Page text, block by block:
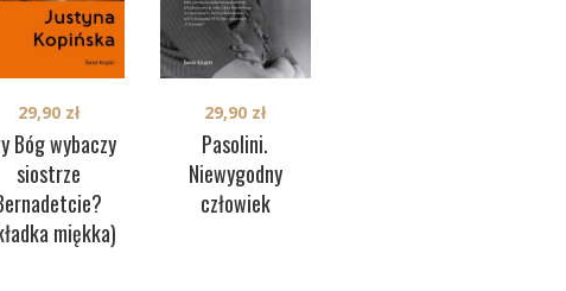
Bóg wybaczy
siostrze
miękka)
29,90 zł
Pasolini.
Niewygodny
człowiek
29,90 zł